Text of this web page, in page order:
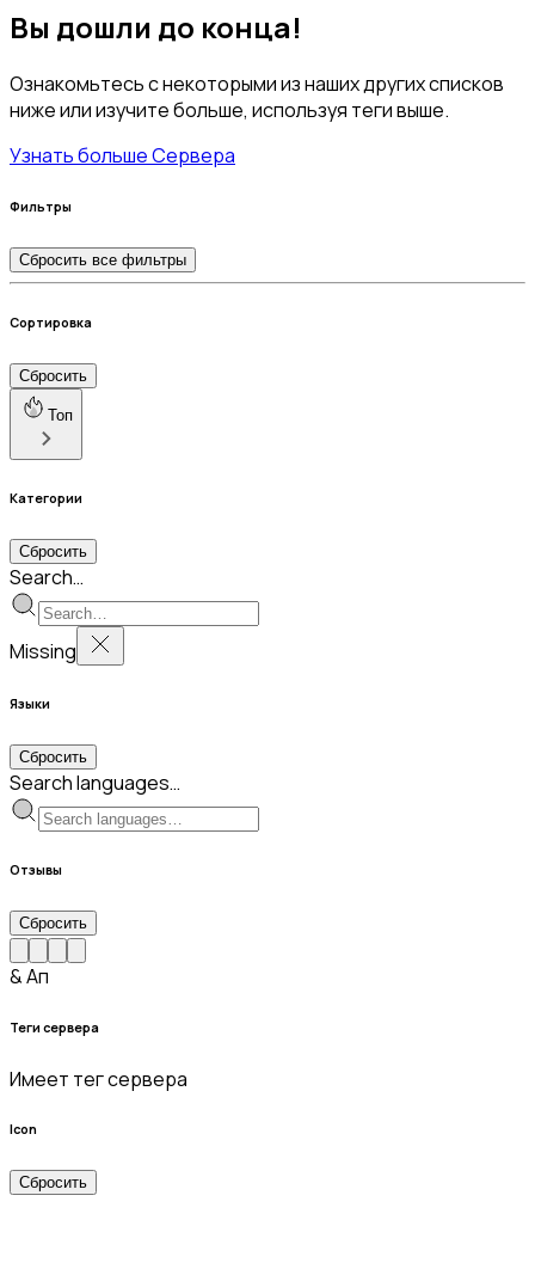
Вы дошли до конца!
Ознакомьтесь с некоторыми из наших других списков
ниже или изучите больше, используя теги выше.
Узнать больше Сервера
Фильтры
Сбросить все фильтры
Сортировка
Сбросить
Топ
Категории
Сбросить
Search…
Missing
Языки
Сбросить
Search languages…
Отзывы
Сбросить
& Ап
Теги сервера
Имеет тег сервера
Icon
Сбросить